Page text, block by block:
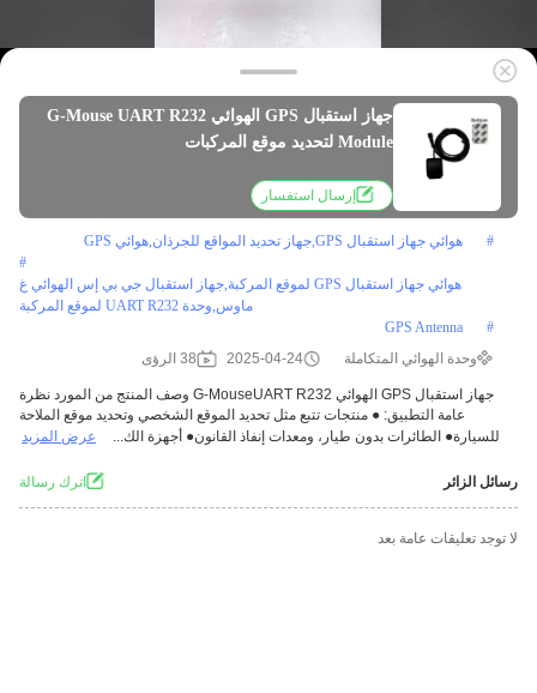
جهاز استقبال GPS الهوائي G-Mouse UART R232
Module لتحديد موقع المركبات
إرسال استفسار
#
هوائي جهاز استقبال GPS,جهاز تحديد المواقع للجرذان,هوائي GPS
#
هوائي جهاز استقبال GPS لموقع المركبة,جهاز استقبال جي بي إس الهوائي غ
ماوس,وحدة UART R232 لموقع المركبة
#
GPS Antenna
وحدة الهوائي المتكاملة
2025-04-24 38 الرؤى
جهاز استقبال GPS الهوائي G-MouseUART R232 وصف المنتج من المورد نظرة
عامة التطبيق: ● منتجات تتبع مثل تحديد الموقع الشخصي وتحديد موقع الملاحة
للسيارة● الطائرات بدون طيار، ومعدات إنفاذ القانون● أجهزة الك...
عرض المزيد
رسائل الزائر اترك رسالة
لا توجد تعليقات عامة بعد